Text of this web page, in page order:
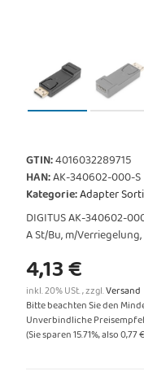
GTIN:4016032289715
HAN:AK-340602-000-S
Kategorie:Adapter
DIGITUS AK-340602-
A St/Bu, m/Verriegelung,
4,13 €
inkl. 20% USt. , zzgl.Versand
Bitte beachten Sie den
Unverbindliche
(Sie sparen15.71%, also0,77 €